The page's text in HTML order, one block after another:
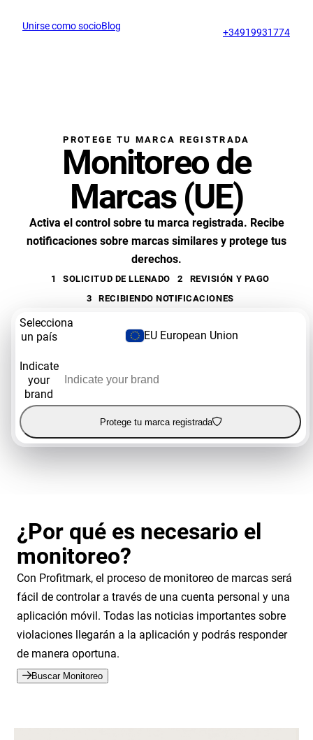
Unirse como socioBlog
+34919931774
PROTEGE TU MARCA REGISTRADA
Monitoreo de
Marcas (UE)
Activa el control sobre tu marca registrada. Recibe
notificaciones sobre marcas similares y protege tus
derechos.
1 SOLICITUD DE LLENADO 2
REVISIÓN Y PAGO
3
RECIBIENDO NOTIFICACIONES
Selecciona
un país
EU European Union
Indicate
your
brand
Protege tu marca registrada
¿Por qué es necesario el
monitoreo?
Con Profitmark, el proceso de monitoreo de marcas será
fácil de controlar a través de una cuenta personal y una
aplicación móvil. Todas las noticias importantes sobre
violaciones llegarán a la aplicación y podrás responder
de manera oportuna.
Buscar Monitoreo